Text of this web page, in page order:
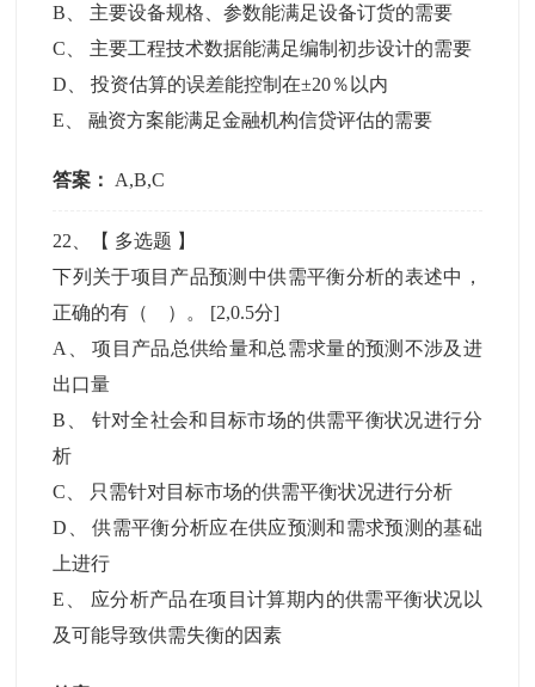
B
主要设备规格、参数能满足设备订货的需要
C
主要工程技术数据能满足编制初步设计的需要
D 、投资估算的误差能控制在±20％以内
E 、融资方案能满足金融机构信贷评估的需要
答案： A,B,C
22 、【 多选题 】
下列关于项目产品预测中供需平衡分析的表述中，
正确的有（ ）。 [2,0.5分]
A
、项目产品总供给量和总需求量的预测不涉及进
出口量
B
针对全社会和目标市场的供需平衡状况进行分
析
C
只需针对目标市场的供需平衡状况进行分析
D 、供需平衡分析应在供应预测和需求预测的基础
上进行
E
应分析产品在项目计算期内的供需平衡状况以
及可能导致供需失衡的因素